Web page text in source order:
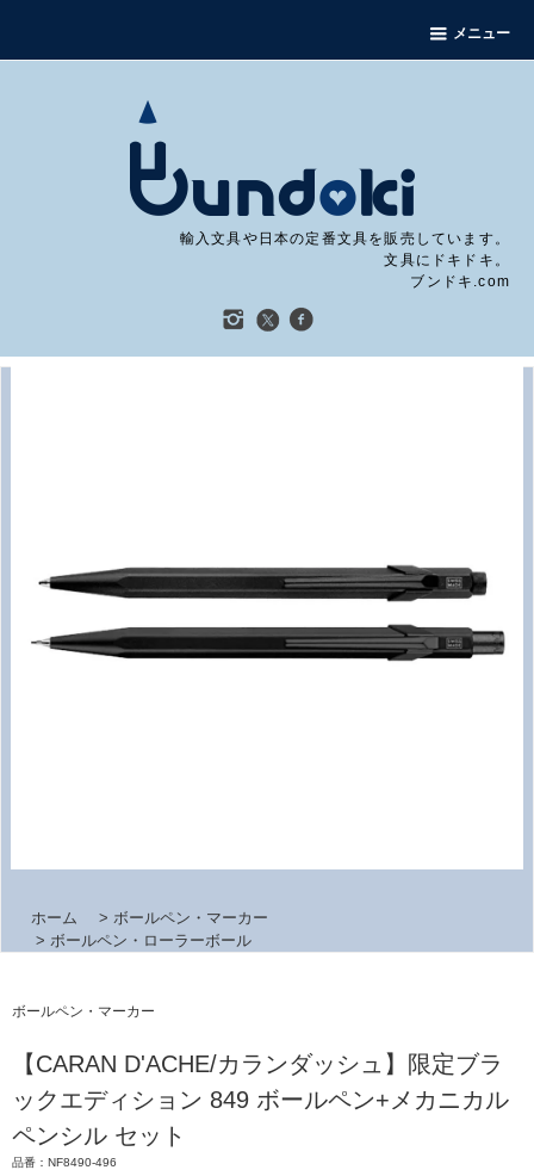
メニュー
輸入文具や日本の定番文具を販売しています。
文具にドキドキ。
ブンドキ.com
ホーム > ボールペン・マーカー
> ボールペン・ローラーボール
ボールペン・マーカー
【CARAN D'ACHE/カランダッシュ】限定ブラ
ックエディション 849 ボールペン+メカニカル
ペンシル セット
品番：NF8490-496